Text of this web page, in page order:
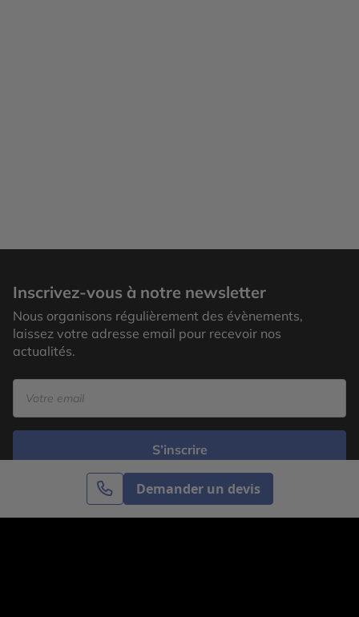
Demander un devis
Inscrivez-vous à notre newsletter
Nous organisons régulièrement des évènements,
laissez votre adresse email pour recevoir nos
actualités.
S’inscrire